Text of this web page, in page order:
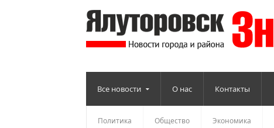
Все новости О нас Контакты
Политика Общество Экономика